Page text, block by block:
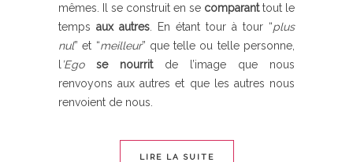
mêmes. Il se construit en se comparanttout le
temps aux autres . En étant tour à tour “plus
nul” et “meilleur” que telle ou telle personne,
l ’Ego se nourritde l’image que nous
renvoyons aux autres et que les autres nous
renvoient de nous.
LIRE LA SUITE